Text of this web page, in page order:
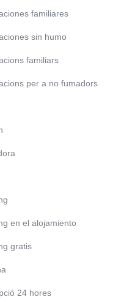
familiares
sin humo
familiars
per a no fumadors
en el alojamiento
gratis
24 hores